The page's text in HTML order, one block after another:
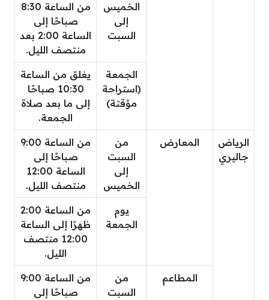
الخميس
إلى
السبت
من الساعة 8:30
صباحًا إلى
الساعة 2:00 بعد
منتصف الليل.
الجمعة
(استراحة
مؤقتة)
يغلق من الساعة
10:30 صباحًا
إلى ما بعد صلاة
الجمعة.
الرياض
جاليري
المعارض
من
السبت
إلى
الخميس
من الساعة 9:00
صباحًا إلى
الساعة 12:00
منتصف الليل.
يوم
الجمعة
من الساعة 2:00
ظهرًا إلى الساعة
12:00 منتصف
الليل.
المطاعم
من
السبت
من الساعة 9:00
صباحًا إلى